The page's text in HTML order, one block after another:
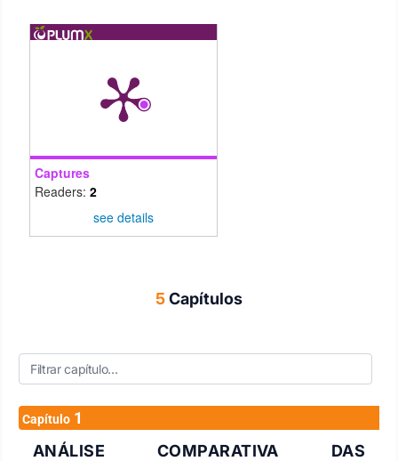
Captures
Readers: 2
see details
5Capítulos
Capítulo 1
ANÁLISE COMPARATIVA DAS